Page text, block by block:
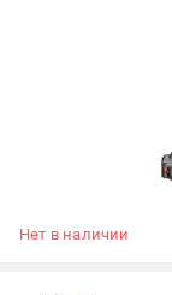
Нет в наличии